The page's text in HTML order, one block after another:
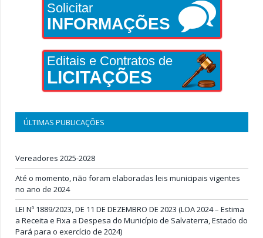
Solicitar
INFORMAÇÕES
Editais e Contratos de
LICITAÇÕES
ÚLTIMAS PUBLICAÇÕES
Vereadores 2025-2028
Até o momento, não foram elaboradas leis municipais vigentes
no ano de 2024
LEI Nº 1889/2023, DE 11 DE DEZEMBRO DE 2023 (LOA 2024 – Estima
a Receita e Fixa a Despesa do Município de Salvaterra, Estado do
Pará para o exercício de 2024)